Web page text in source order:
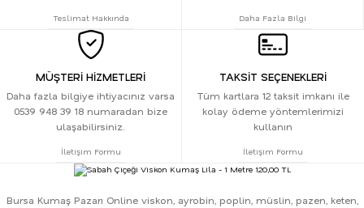
Teslimat Hakkında Daha Fazla Bilgi
MÜŞTERİ HİZMETLERİ
Daha fazla bilgiye ihtiyacınız varsa
0539 948 39 18 numaradan bize
ulaşabilirsiniz.
İletişim Formu
TAKSİT SEÇENEKLERİ
Tüm kartlara 12 taksit imkanı ile
kolay ödeme yöntemlerimizi
kullanın
İletişim Formu
Bursa Kumaş Pazarı Online viskon, ayrobin, poplin, müslin, pazen, keten,